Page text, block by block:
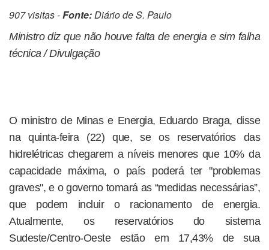
907 visitas -Fonte:Diário de S. Paulo
Ministro diz que não houve falta de energia e sim falha
técnica / Divulgação
O ministro de Minas e Energia, Eduardo Braga, disse
na quinta-feira (22) que, se os reservatórios das
hidrelétricas chegarem a níveis menores que 10% da
capacidade máxima, o país poderá ter "problemas
graves", e o governo tomará as “medidas necessárias”,
que podem incluir o racionamento de energia.
Atualmente, os reservatórios do sistema
Sudeste/Centro-Oeste estão em 17,43% de sua